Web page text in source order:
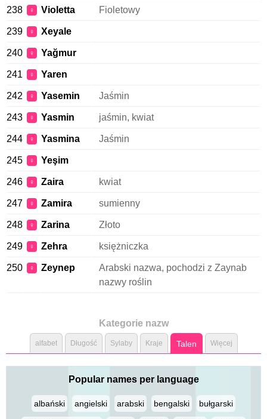
238 ♀ Violetta Fioletowy
239 ♀ Xeyale
240 ♀ Yağmur
241 ♀ Yaren
242 ♀ Yasemin Jaśmin
243 ♀ Yasmin jaśmin, kwiat
244 ♀ Yasmina Jaśmin
245 ♀ Yeşim
246 ♀ Zaira kwiat
247 ♀ Zamira sumienny
248 ♀ Zarina Złoto
249 ♀ Zehra księżniczka
250 ♀ Zeynep
Arabski nazwa, pochodzi z Zaynab
nazwy roślin
Kategorie nazw
alfabet Długość Sylaby Kraje Talen Więcej
Popular names per language
albański angielski arabski bengalski bułgarski